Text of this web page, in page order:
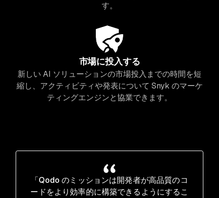
す。
市場に投入する
新しい AI ソリューションの市場投入までの時間を短
縮し、アクティビティや発表について Snyk のマーケ
ティングエンジンと協業できます。
「Qodo のミッションは開発者が高品質のコ
ードをより効率的に構築できるようにするこ